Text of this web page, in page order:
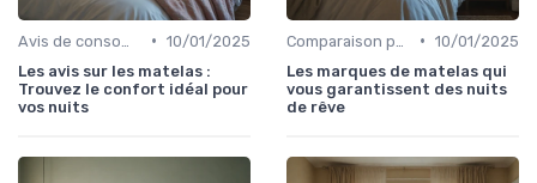
• 10/01/2025
Les avis sur les matelas :
Trouvez le confort idéal pour
vos nuits
• 10/01/2025
Les marques de matelas qui
vous garantissent des nuits
de rêve